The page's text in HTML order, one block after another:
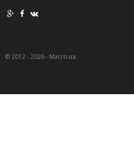
© 2012 - 2026 - Macro.ua